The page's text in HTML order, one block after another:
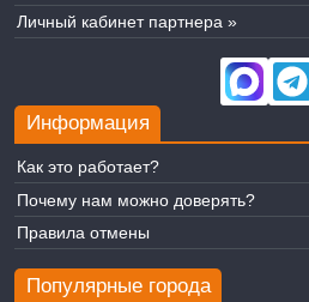
Личный кабинет партнера »
Информация
Как это работает?
Почему нам можно доверять?
Правила отмены
Популярные города